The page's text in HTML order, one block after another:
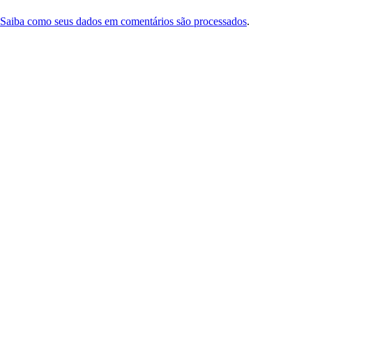
Saiba como seus dados em comentários são processados.